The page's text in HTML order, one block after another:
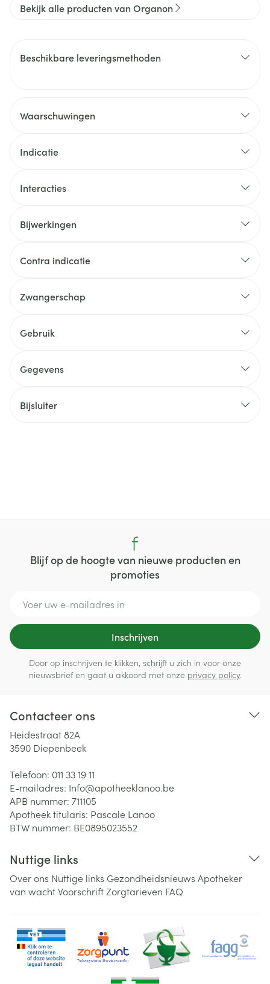
Bekijk alle producten van Organon
Beschikbare leveringsmethoden
Waarschuwingen
Indicatie
Interacties
Bijwerkingen
Contra indicatie
Zwangerschap
Gebruik
Gegevens
Bijsluiter
Blijf op de hoogte van nieuwe producten en
promoties
Inschrijven
Door op inschrijven te klikken, schrijft u zich in voor onze
nieuwsbrief en gaat u akkoord met onze privacy policy.
Contacteer ons
Heidestraat 82A
3590 Diepenbeek
Telefoon: 011 33 19 11
E-mailadres: Info@apotheeklanoo.be
APB nummer: 711105
Apotheek titularis: Pascale Lanoo
BTW nummer: BE0895023552
Nuttige links
Over ons Nuttige links Gezondheidsnieuws Apotheker
van wachtVoorschriftZorgtarieven FAQ